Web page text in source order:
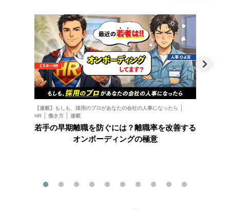
【連載】もしも、採用のプロがあなたの会社の人事になったら
HR
働き方 連載
若手の早期離職を防ぐには？離職率を改善する
オンボーディングの極意